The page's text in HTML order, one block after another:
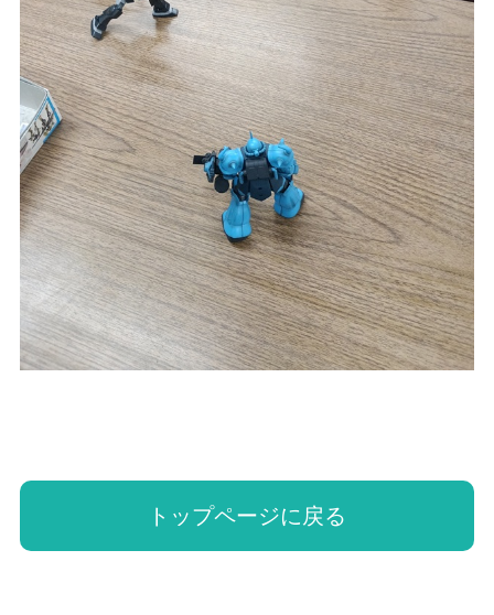
トップページに戻る